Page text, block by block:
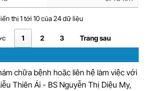
thị 1 tới 10 của 24 dữ liệu
1 2 3 Trang sau
chữa bệnh hoặc liên hệ làm việc với
Thiên Ái - BS Nguyễn Thị Diệu My,